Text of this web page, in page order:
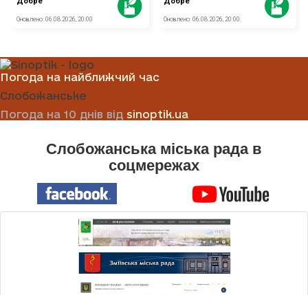
Погода на найближчий час
Слобожанське
Погода на 10 днів від sinoptik.ua
Слобожанська міська рада в
соцмережах